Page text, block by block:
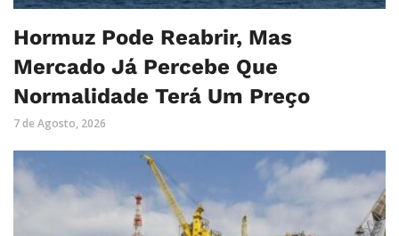
Hormuz Pode Reabrir, Mas
Mercado Já Percebe Que
Normalidade Terá Um Preço
7 de Agosto, 2026